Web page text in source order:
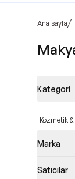
Ana sayfa/
Kategori
Kozmetik
Marka
Satıcılar